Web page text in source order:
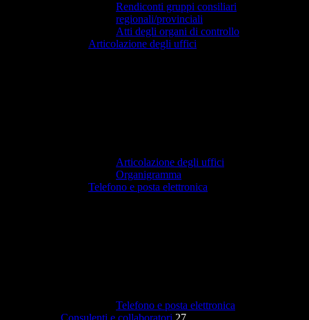
Rendiconti gruppi consiliari
regionali/provinciali
Atti degli organi di controllo
Articolazione degli uffici
Articolazione degli uffici
Organigramma
Telefono e posta elettronica
Telefono e posta elettronica